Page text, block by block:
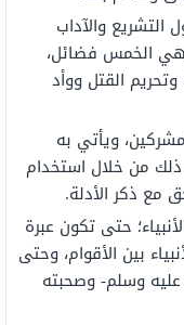
التشريع والآداب
وهي الخمس فضائل،
القتل ووأد
ويأتي به
ذلك من خلال استخدام
مع ذكر الأدلة.
حتى تكون عبرة
بين الأقوام، وحتى
وسلم- وصحبته